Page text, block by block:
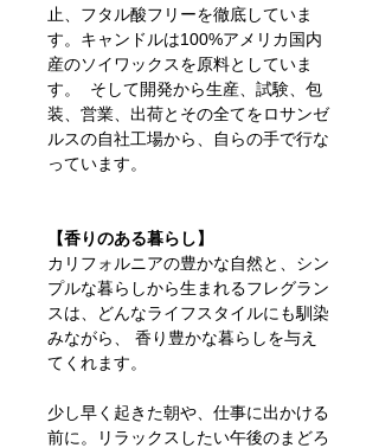
止、フタル酸フリーを徹底していま
す。キャンドルは100%アメリカ国内
産のソイワックスを原料としていま
す。 そして開発から生産、試験、包
装、営業、出荷とその全てをロサンゼ
ルスの自社工場から、自らの手で行な
っています。
【香りのある暮らし】
カリフォルニアの豊かな自然と、シン
プルな暮らしから生まれるフレグラン
スは、どんなライフスタイルにも馴染
みながら、 香り豊かな暮らしを与え
てくれます。
少し早く起きた朝や、仕事に出かける
前に。リラックスしたい午後のまどろ